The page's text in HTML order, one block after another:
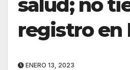
salud; no
registro en
ENERO 13, 2023